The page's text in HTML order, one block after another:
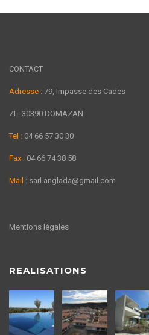
CONTACT
Adresse : 79, Impasse des Cades
ZI - 30390 DOMAZAN
Tel : 04 66 57 30 30
Fax : 04 66 74 38 58
Mail : sarl.anglada@gmail.com
Mentions légales
REALISATIONS